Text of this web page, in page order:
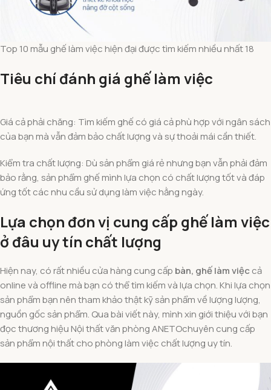
Top 10 mẫu ghế làm việc hiện đại được tìm kiếm nhiều nhất 18
Tiêu chí đánh giá ghế làm việc
Giá cả phải chăng: Tìm kiếm ghế có giá cả phù hợp với ngân sách
của bạn mà vẫn đảm bảo chất lượng và sự thoải mái cần thiết.
Kiểm tra chất lượng: Dù sản phẩm giá rẻ nhưng bạn vẫn phải đảm
bảo rằng, sản phẩm ghế mình lựa chọn có chất lượng tốt và đáp
ứng tốt các nhu cầu sử dụng làm việc hằng ngày.
Lựa chọn đơn vị cung cấp ghế làm việc
ở đâu uy tín chất lượng
Hiện nay, có rất nhiều cửa hàng cung cấp bàn, ghế làm việc cả
online và offline mà bạn có thể tìm kiếm và lựa chọn. Khi lựa chọn
sản phẩm bạn nên tham khảo thật kỹ sản phẩm về lượng lượng,
nguồn gốc sản phẩm. Qua bài viết này, mình xin giới thiệu với bạn
đọc thương hiệu Nội thất văn phòng ANETOchuyên cung cấp
sản phẩm nội thất cho phòng làm việc chất lượng uy tín.